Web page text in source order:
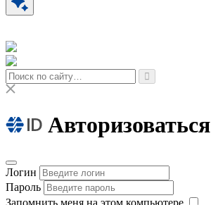
Авторизоваться
Логин
Пароль